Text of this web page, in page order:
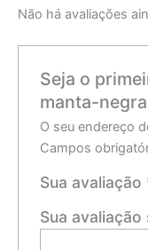
Não há avaliações
Seja o
manta-
O seu endereço
Campos
Sua avaliação
Sua